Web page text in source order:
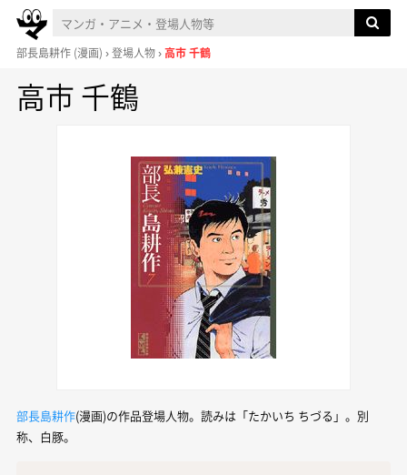
部長島耕作 (漫画) 登場人物 高市 千鶴
高市 千鶴
部長島耕作(漫画)の作品登場人物。読みは「たかいち ちづる」。別
称、白豚。